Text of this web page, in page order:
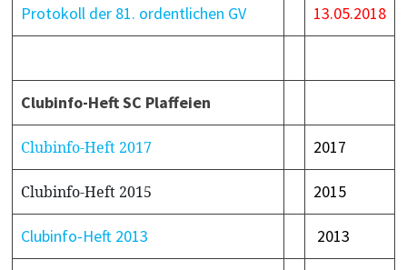
Protokoll der 81. ordentlichen GV 13.05.2018
Clubinfo-Heft SC Plaffeien
Clubinfo-Heft 2017 2017
Clubinfo-Heft 2015 2015
Clubinfo-Heft 2013 2013